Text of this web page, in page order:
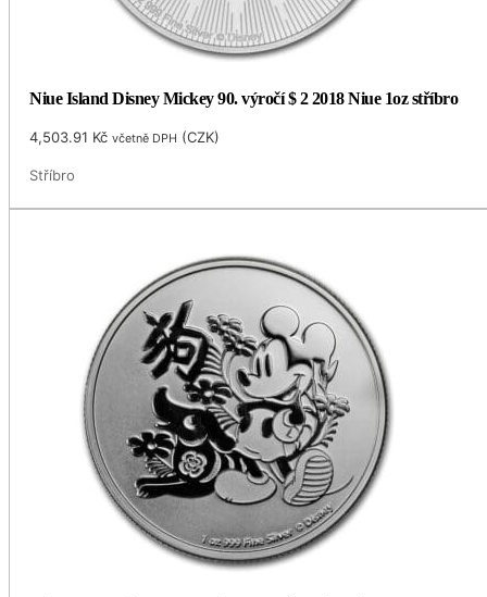
Niue Island Disney Mickey 90. výročí $ 2 2018 Niue 1oz stříbro
4,503.91 Kč včetně DPH (CZK)
Stříbro